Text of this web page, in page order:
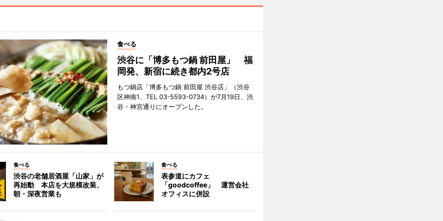
食べる
渋谷に「博多もつ鍋 前田屋」 福
岡発、新宿に続き都内2号店
もつ鍋店「博多もつ鍋 前田屋 渋谷店」（渋谷
区神南1、TEL 03-5593-0734）が7月19日、渋
谷・神宮通りにオープンした。
食べる
渋谷の老舗居酒屋「山家」が
再始動 本店を大規模改装、
朝・深夜営業も
食べる
表参道にカフェ
「goodcoffee」 運営会社
オフィスに併設